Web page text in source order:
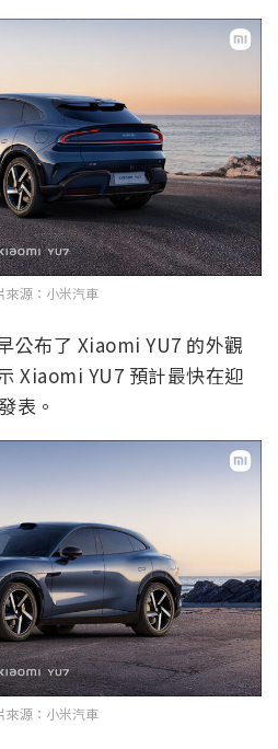
源：小米汽車
公布了 Xiaomi YU7 的外觀
Xiaomi YU7 預計最快在迎
表。
源：小米汽車